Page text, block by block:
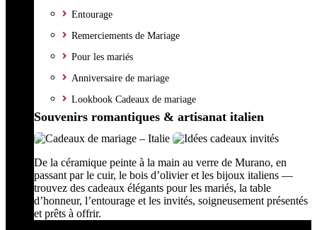
Entourage
Remerciements de Mariage
Pour les mariés
Anniversaire de mariage
Lookbook Cadeaux de mariage
Souvenirs romantiques & artisanat italien
De la céramique peinte à la main au verre de Murano, en
passant par le cuir, le bois d’olivier et les bijoux italiens —
trouvez des cadeaux élégants pour les mariés, la table
d’honneur, l’entourage et les invités, soigneusement présentés
et prêts à offrir.